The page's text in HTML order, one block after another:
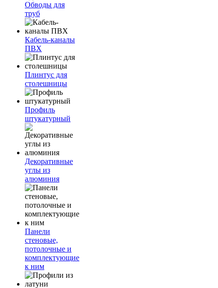
Обводы для
труб
Кабель-каналы
ПВХ
Плинтус для
столешницы
Профиль
штукатурный
Декоративные
углы из
алюминия
Панели
стеновые,
потолочные и
комплектующие
к ним